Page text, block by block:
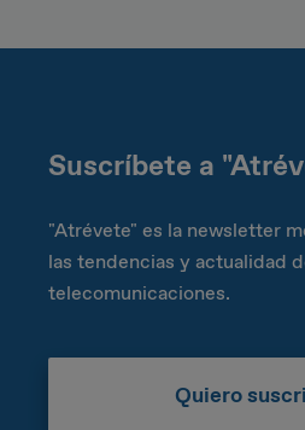
Suscríbete a
"Atrévete" es la newsletter
las tendencias y actualidad
telecomunicaciones.
Quiero